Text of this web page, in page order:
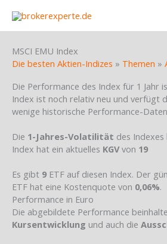
content
MSCI EMU Index
Die besten Aktien-Indizes » Themen »
Die Performance des Index für 1 Jahr
Index ist noch relativ neu und verfügt
wenige historische Performance-
Die 1-Jahres-Volatilität des
Index hat ein aktuelles KGVvon 19
Es gibt 9 ETF auf diesen Index. Der
ETF hat eine Kostenquote von 0,06%.
Performance in Euro
Die abgebildete Performance
Kursentwicklung und auch die